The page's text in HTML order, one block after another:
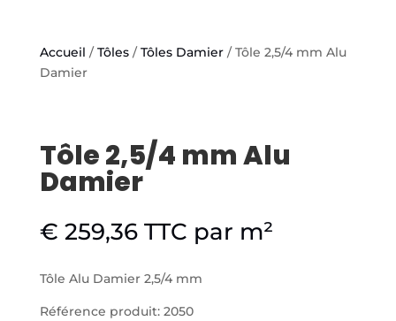
Accueil /Tôles/Tôles Damier/ Tôle 2,5/4 mm Alu
Damier
Tôle 2,5/4 mm Alu
Damier
€ 259,36 TTC par m²
Tôle Alu Damier 2,5/4 mm
Référence produit: 2050